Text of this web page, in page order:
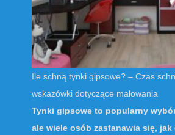
Ile schną tynki gipsowe? – Czas
wskazówki dotyczące malowania
Tynki gipsowe to popularny
ale wiele osób zastanawia się, jak